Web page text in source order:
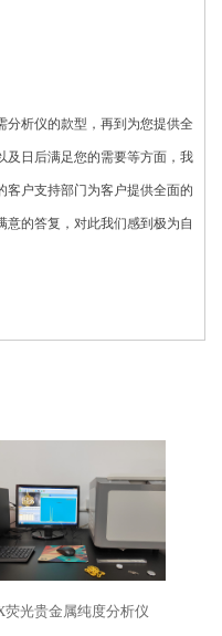
分析仪的款型，再到为您提供全
及日后满足您的需要等方面，我
客户支持部门为客户提供全面的
的答复，对此我们感到极为自
荧光贵金属纯度分析仪